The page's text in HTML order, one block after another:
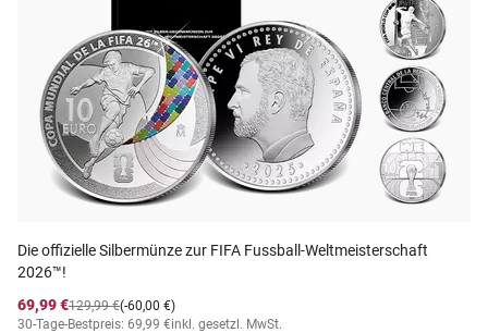
Die offizielle Silbermünze zur FIFA Fussball-Weltmeisterschaft
2026™!
69,99 €
(-60,00 €)
129,99 €
30-Tage-Bestpreis: 69,99 €inkl. gesetzl. MwSt.